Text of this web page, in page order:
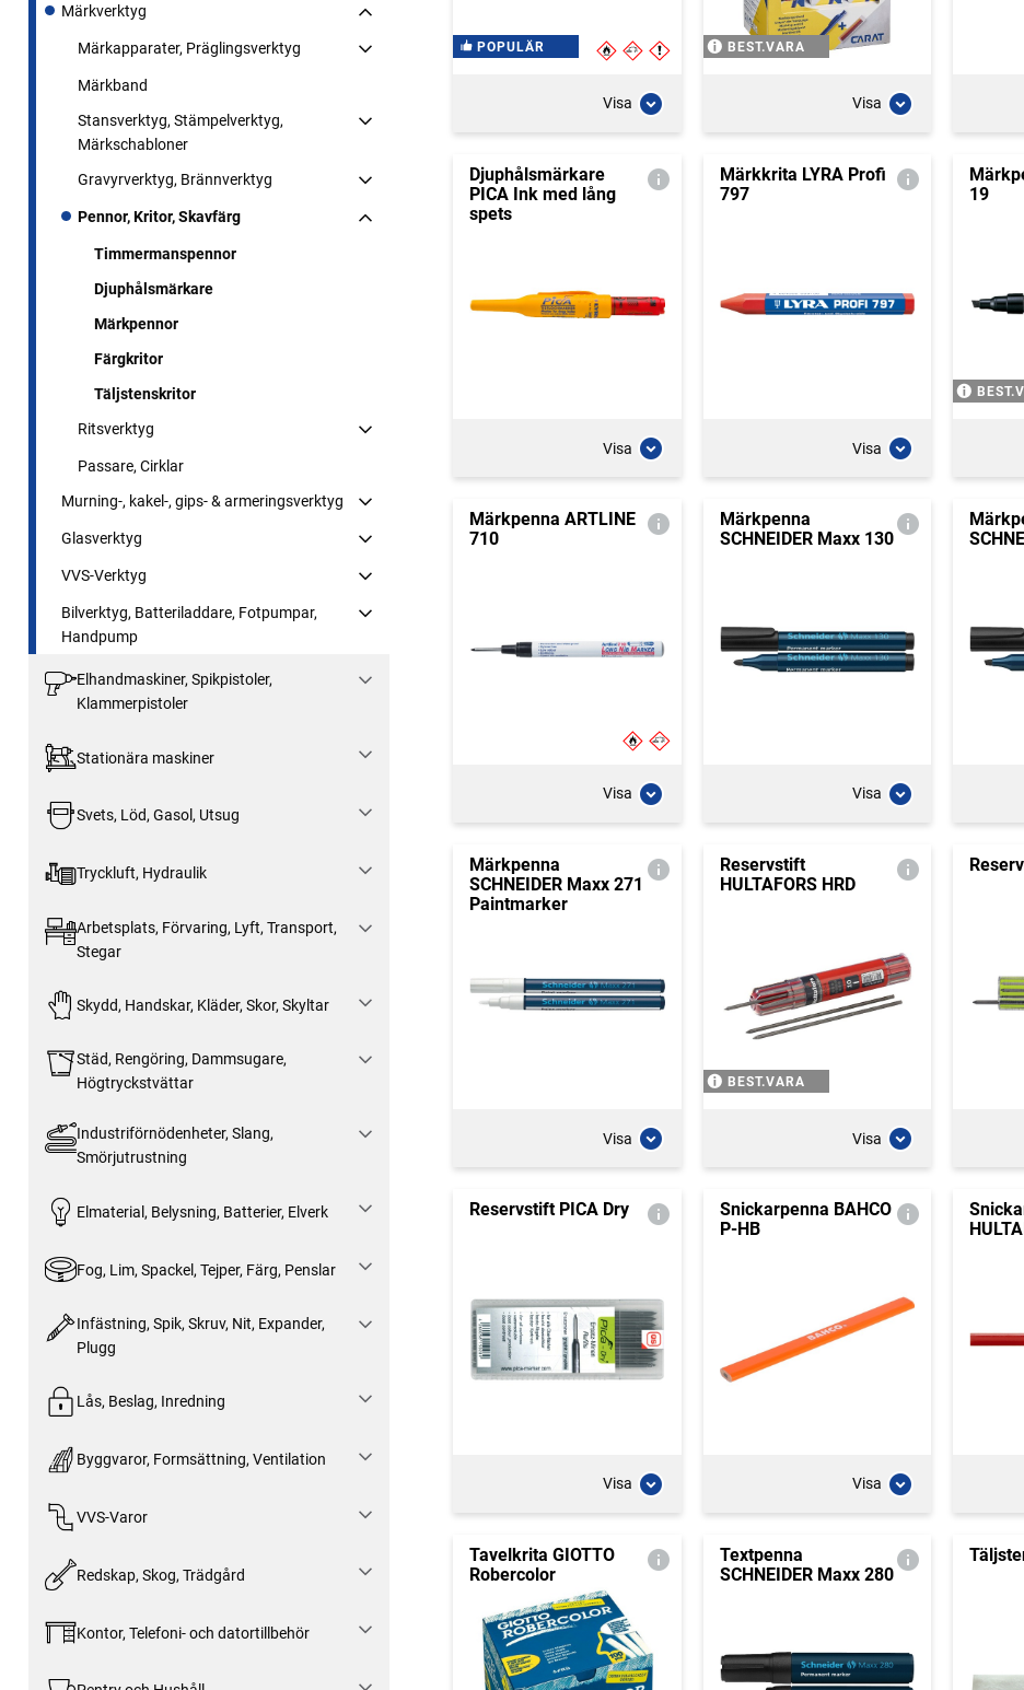
Märkverktyg
Märkapparater, Präglingsverktyg
Märkband
Stansverktyg, Stämpelverktyg,
Märkschabloner
Gravyrverktyg, Brännverktyg
Pennor, Kritor, Skavfärg
Timmermanspennor
Djuphålsmärkare
Märkpennor
Färgkritor
Täljstenskritor
Ritsverktyg
Passare, Cirklar
Murning-, kakel-, gips- & armeringsverktyg
Glasverktyg
VVS-Verktyg
Bilverktyg, Batteriladdare, Fotpumpar,
Handpump
Elhandmaskiner, Spikpistoler,
Klammerpistoler
Stationära maskiner
Svets, Löd, Gasol, Utsug
Tryckluft, Hydraulik
Arbetsplats, Förvaring, Lyft, Transport,
Stegar
Skydd, Handskar, Kläder, Skor, Skyltar
Städ, Rengöring, Dammsugare,
Högtryckstvättar
Industriförnödenheter, Slang,
Smörjutrustning
Elmaterial, Belysning, Batterier, Elverk
Fog, Lim, Spackel, Tejper, Färg, Penslar
Infästning, Spik, Skruv, Nit, Expander,
Plugg
Lås, Beslag, Inredning
Byggvaror, Formsättning, Ventilation
VVS-Varor
Redskap, Skog, Trädgård
Kontor, Telefoni- och datortillbehör
POPULÄR
Visa
BEST.VARA
Visa
Djuphålsmärkare
PICA Ink med lång
spets
Visa
Märkkrita LYRA Profi
797
Visa
19
Märkpenna ARTLINE
710
Visa
Märkpenna
SCHNEIDER Maxx 130
Visa
Märkpenna
SCHNEIDER Maxx 271
Paintmarker
Visa
Reservstift
HULTAFORS HRD
BEST.VARA
Visa
Reservstift PICA Dry
Visa
Snickarpenna BAHCO
P-HB
Visa
Tavelkrita GIOTTO
Robercolor
Textpenna
SCHNEIDER Maxx 280